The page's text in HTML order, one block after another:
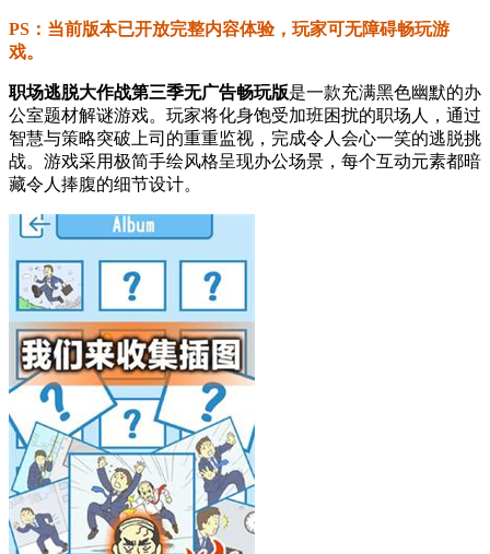
PS：当前版本已开放完整内容体验，玩家可无障碍畅玩游
戏。
职场逃脱大作战第三季无广告畅玩版是一款充满黑色幽默的办
公室题材解谜游戏。玩家将化身饱受加班困扰的职场人，通过
智慧与策略突破上司的重重监视，完成令人会心一笑的逃脱挑
战。游戏采用极简手绘风格呈现办公场景，每个互动元素都暗
藏令人捧腹的细节设计。